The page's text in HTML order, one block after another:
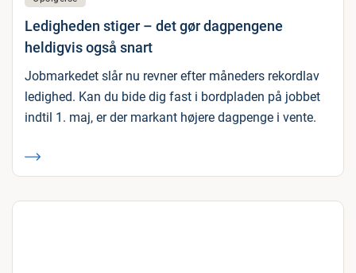
Ledigheden stiger – det gør dagpengene
heldigvis også snart
Jobmarkedet slår nu revner efter måneders rekordlav
ledighed. Kan du bide dig fast i bordpladen på jobbet
indtil 1. maj, er der markant højere dagpenge i vente.